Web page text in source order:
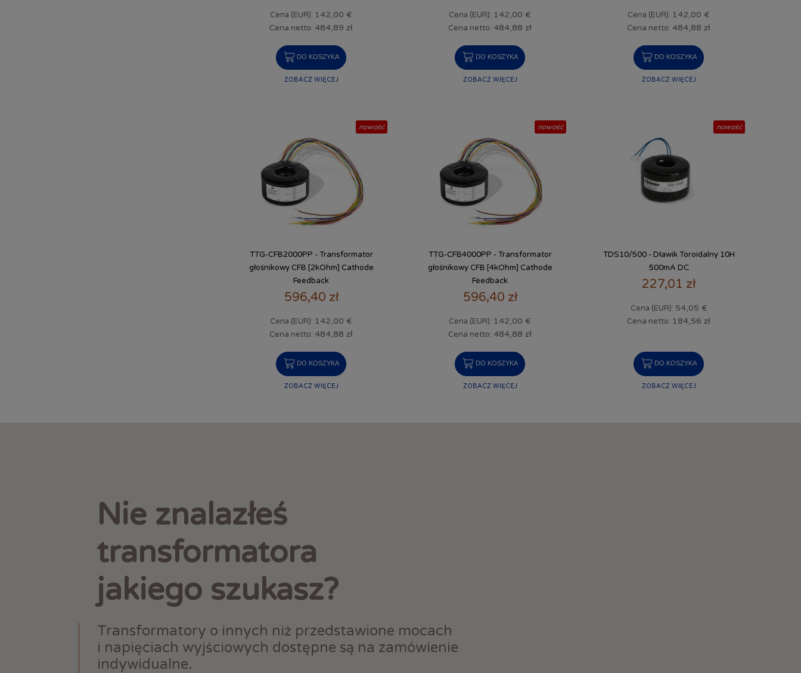
Cena (EUR): 142,00 €
Cena netto: 484,89 zł
DO KOSZYKA
ZOBACZ WIĘCEJ
Cena (EUR): 142,00 €
Cena netto: 484,88 zł
DO KOSZYKA
ZOBACZ WIĘCEJ
Cena (EUR): 142,00 €
Cena netto: 484,88 zł
DO KOSZYKA
ZOBACZ WIĘCEJ
TTG-CFB2000PP - Transformator
głośnikowy CFB [2kOhm] Cathode
Feedback
596,40 zł
Cena (EUR): 142,00 €
Cena netto: 484,88 zł
DO KOSZYKA
ZOBACZ WIĘCEJ
nowość
TTG-CFB4000PP - Transformator
głośnikowy CFB [4kOhm] Cathode
Feedback
596,40 zł
Cena (EUR): 142,00 €
Cena netto: 484,88 zł
DO KOSZYKA
ZOBACZ WIĘCEJ
nowość
TDS10/500 - Dławik Toroidalny 10H
500mA DC
227,01 zł
Cena (EUR): 54,05 €
Cena netto: 184,56 zł
DO KOSZYKA
ZOBACZ WIĘCEJ
nowość
Nie znalazłeś
transformatora
jakiego szukasz?
Transformatory o innych niż przedstawione mocach
i napięciach wyjściowych dostępne są na zamówienie
indywidualne.